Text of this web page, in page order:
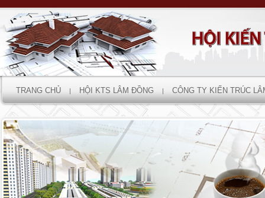
TRANG CHỦ HỘI KTS LÂM ĐỒNG CÔNG TY KIẾN TRÚC